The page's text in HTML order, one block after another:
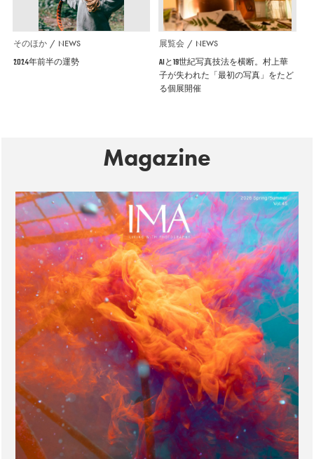
そのほか NEWS
2024年前半の運勢
展覧会 NEWS
AIと19世紀写真技法を横断。村上華
子が失われた「最初の写真」をたど
る個展開催
Magazine